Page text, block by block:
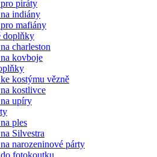
piráty
indiány
mafiány
doplňky
charleston
kovboje
kostýmu vězně
kostlivce
upíry
ples
Silvestra
narozeninové párty
fotokoutku